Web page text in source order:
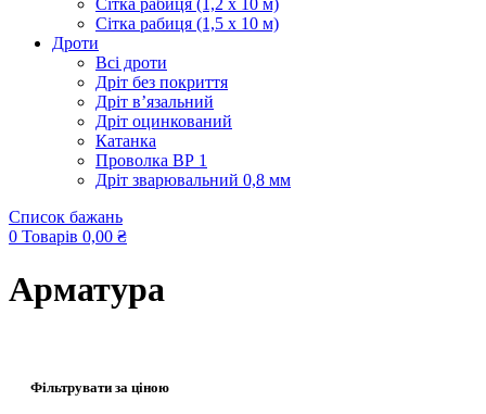
Сітка рабиця (1,2 x 10 м)
Сітка рабиця (1,5 x 10 м)
Дроти
Всі дроти
Дріт без покриття
Дріт в’язальний
Дріт оцинкований
Катанка
Проволка ВР 1
Дріт зварювальний 0,8 мм
Список бажань
0 Товарів 0,00 ₴
Арматура
Фільтрувати за ціною